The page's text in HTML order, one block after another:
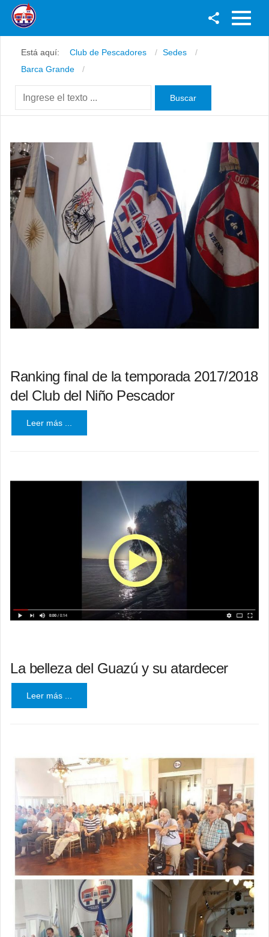
Youtube
Instagram
Está aquí: Club de Pescadores
Sedes
Barca Grande
Ranking final de la temporada 2017/2018
del Club del Niño Pescador
Leer más ...
La belleza del Guazú y su atardecer
Leer más ...